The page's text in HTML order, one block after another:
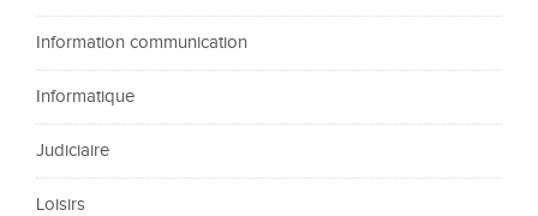
Information communication
Informatique
Judiciaire
Loisirs